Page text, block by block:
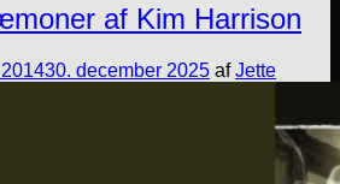
af Kim Harrison
30. december 2025 afJette